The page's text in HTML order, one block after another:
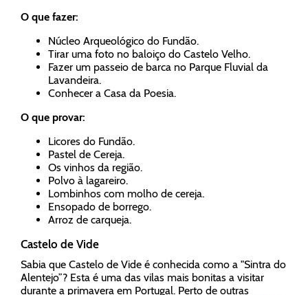
O que fazer:
Núcleo Arqueológico do Fundão.
Tirar uma foto no baloiço do Castelo Velho.
Fazer um passeio de barca no Parque Fluvial da
Lavandeira.
Conhecer a Casa da Poesia.
O que provar:
Licores do Fundão.
Pastel de Cereja.
Os vinhos da região.
Polvo à lagareiro.
Lombinhos com molho de cereja.
Ensopado de borrego.
Arroz de carqueja.
Castelo de Vide
Sabia que Castelo de Vide é conhecida como a "Sintra do
Alentejo”? Esta é uma das vilas mais bonitas a visitar
durante a primavera em Portugal. Perto de outras